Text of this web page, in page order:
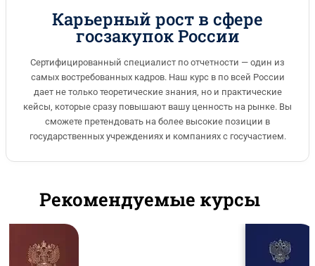
Карьерный рост в сфере
госзакупок России
Сертифицированный специалист по отчетности — один из
самых востребованных кадров. Наш курс в по всей России
дает не только теоретические знания, но и практические
кейсы, которые сразу повышают вашу ценность на рынке. Вы
сможете претендовать на более высокие позиции в
государственных учреждениях и компаниях с госучастием.
Рекомендуемые курсы